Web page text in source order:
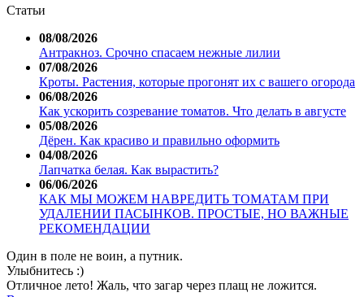
Статьи
08/08/2026
Антракноз. Срочно спасаем нежные лилии
07/08/2026
Кроты. Растения, которые прогонят их с вашего огорода
06/08/2026
Как ускорить созревание томатов. Что делать в августе
05/08/2026
Дёрен. Как красиво и правильно оформить
04/08/2026
Лапчатка белая. Как вырастить?
06/06/2026
КАК МЫ МОЖЕМ НАВРЕДИТЬ ТОМАТАМ ПРИ
УДАЛЕНИИ ПАСЫНКОВ. ПРОСТЫЕ, НО ВАЖНЫЕ
РЕКОМЕНДАЦИИ
Один в поле не воин, а путник.
Улыбнитесь :)
Отличное лето! Жаль, что загар через плащ не ложится.